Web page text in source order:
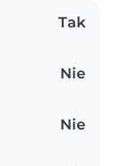
Tak
Nie
Nie